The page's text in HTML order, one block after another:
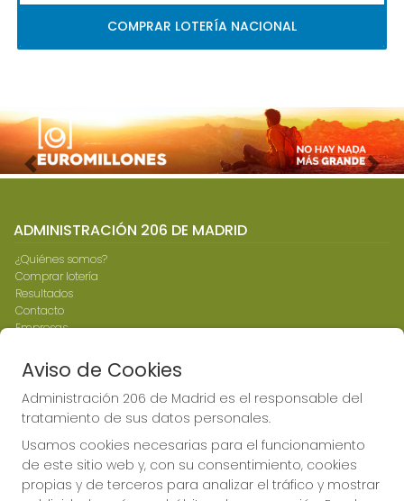
COMPRAR LOTERÍA NACIONAL
Imagen anterior
ADMINISTRACIÓN 206 DE MADRID
¿Quiénes somos?
Comprar lotería
Resultados
Contacto
Empresas
Peñas
Boletos digitales
Acceso
Registro
CONTACTO
ADMINISTRACION DE LOTERIAS: 206-MADRID - RECEPTOR
Aviso de Cookies
Administración 206 de Madrid es el responsable del
tratamiento de sus datos personales.
Usamos cookies necesarias para el funcionamiento
de este sitio web y, con su consentimiento, cookies
propias y de terceros para analizar el tráfico y mostrar